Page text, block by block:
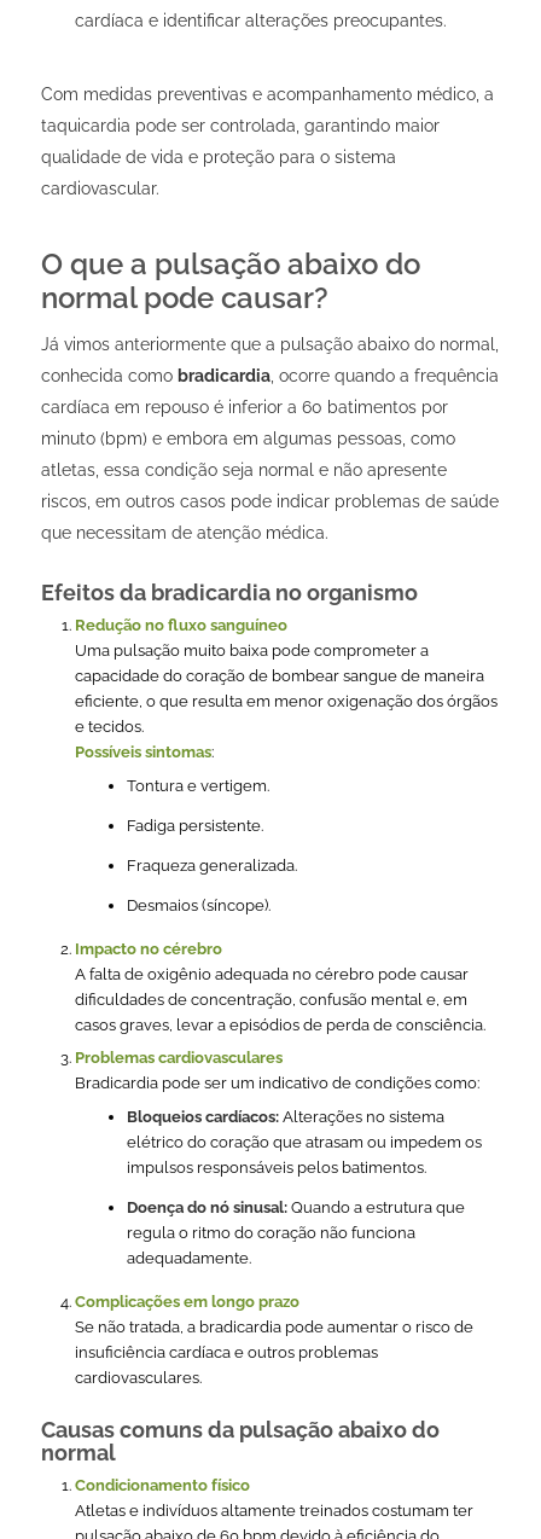
cardíaca e identificar alterações preocupantes.
Com medidas preventivas e acompanhamento médico, a
taquicardia pode ser controlada, garantindo maior
qualidade de vida e proteção para o sistema
cardiovascular.
O que a pulsação abaixo do
normal pode causar?
Já vimos anteriormente que a pulsação abaixo do normal,
conhecida como bradicardia, ocorre quando a frequência
cardíaca em repouso é inferior a 60 batimentos por
minuto (bpm) e embora em algumas pessoas, como
atletas, essa condição seja normal e não apresente
riscos, em outros casos pode indicar problemas de saúde
que necessitam de atenção médica.
Efeitos da bradicardia no organismo
Redução no fluxo sanguíneo
Uma pulsação muito baixa pode comprometer a
capacidade do coração de bombear sangue de maneira
eficiente, o que resulta em menor oxigenação dos órgãos
e tecidos.
Possíveis sintomas:
Tontura e vertigem.
Fadiga persistente.
Fraqueza generalizada.
Desmaios (síncope).
Impacto no cérebro
A falta de oxigênio adequada no cérebro pode causar
dificuldades de concentração, confusão mental e, em
casos graves, levar a episódios de perda de consciência.
Problemas cardiovasculares
Bradicardia pode ser um indicativo de condições como:
Bloqueios cardíacos:Alterações no sistema
elétrico do coração que atrasam ou impedem os
impulsos responsáveis pelos batimentos.
Doença do nó sinusal:Quando a estrutura que
regula o ritmo do coração não funciona
adequadamente.
Complicações em longo prazo
Se não tratada, a bradicardia pode aumentar o risco de
insuficiência cardíaca e outros problemas
cardiovasculares.
Causas comuns da pulsação abaixo do
normal
Condicionamento físico
Atletas e indivíduos altamente treinados costumam ter